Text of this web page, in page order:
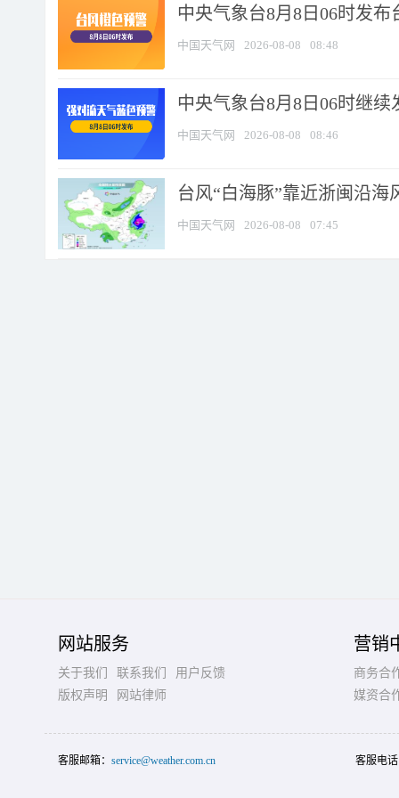
中央气象台8月8日06时发布
中国天气网 2026-08-08 08:48
中央气象台8月8日06时继
中国天气网 2026-08-08 08:46
台风“白海豚”靠近浙闽沿
中国天气网 2026-08-08 07:45
网站服务
关于我们 联系我们
用户反馈
版权声明
网站律师
营销
商务合
媒资合
客服邮箱： service@weather.com.cn 客服电